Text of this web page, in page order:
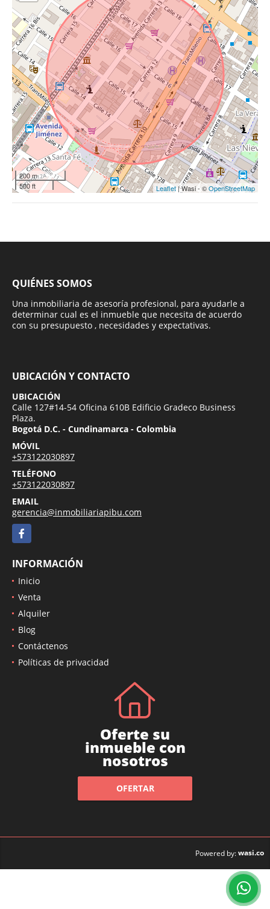
200 m
500 ft
Leaflet| Wasi - ©OpenStreetMap
QUIÉNES SOMOS
Una inmobiliaria de asesoría profesional, para ayudarle a
determinar cual es el inmueble que necesita de acuerdo
con su presupuesto , necesidades y expectativas.
UBICACIÓN Y CONTACTO
UBICACIÓN
Calle 127#14-54 Oficina 610B Edificio Gradeco Business
Plaza.
Bogotá D.C. - Cundinamarca - Colombia
MÓVIL
+573122030897
TELÉFONO
+573122030897
EMAIL
gerencia@inmobiliariapibu.com
Facebook
INFORMACIÓN
Inicio
Venta
Alquiler
Blog
Contáctenos
Políticas de privacidad
Oferte su
inmueble con
nosotros
OFERTAR
Powered by:wasi.co